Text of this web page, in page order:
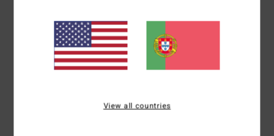
100% dos nossos clientes recomendam este produto
Conforto
5.0
Relação qualidade/preço
TamanhoView all countries